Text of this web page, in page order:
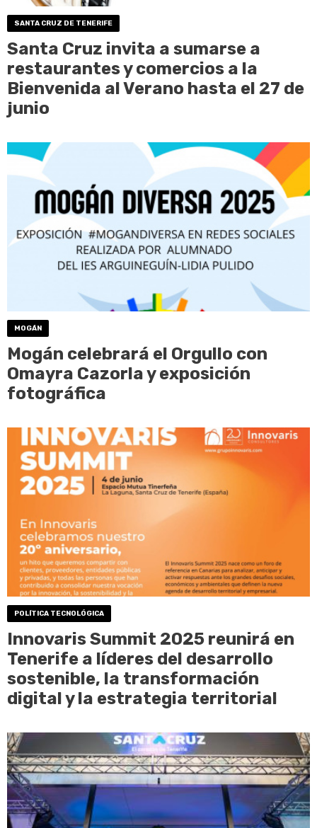
SANTA CRUZ DE TENERIFE
Santa Cruz invita a sumarse a
restaurantes y comercios a la
Bienvenida al Verano hasta el 27 de
junio
MOGÁN
Mogán celebrará el Orgullo con
Omayra Cazorla y exposición
fotográfica
POLÍTICA TECNOLÓGICA
Innovaris Summit 2025 reunirá en
Tenerife a líderes del desarrollo
sostenible, la transformación
digital y la estrategia territorial